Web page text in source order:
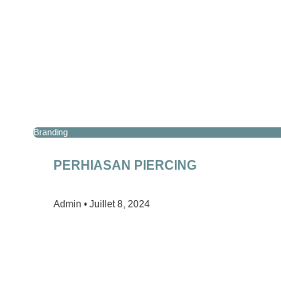
Branding
PERHIASAN PIERCING
Admin Juillet 8, 2024